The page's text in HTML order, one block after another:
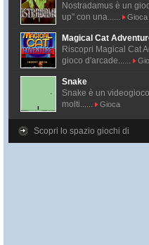
Nostradamus è un
up" con una......
Gioca
Magical Cat
Riscopri Magical Cat
gioco d'arcade......
Snake
Snake è un
molti......
Gioca
Scopri lo spazio giochi di